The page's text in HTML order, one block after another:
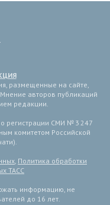
размещенные на сайте,
авторов публикаций
редакции.
регистрации СМИ № 3 247
комитетом Российской
, Политика обработки
ТАСС
информацию, не
до 16 лет.